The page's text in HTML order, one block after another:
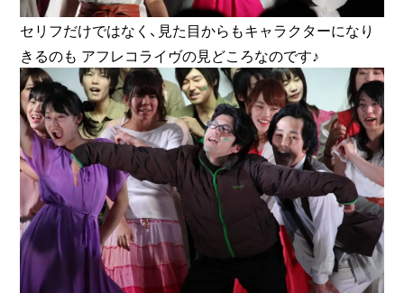
セリフだけではなく、見た目からもキャラクターになり
きるのも アフレコライヴの見どころなのです♪